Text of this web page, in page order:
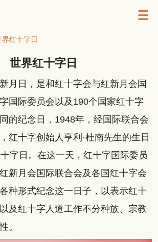
界红十字日
世界红十字日
月日，是和红十字会与红新月会国
国际委员会以及190个国家红十字
的纪念日，1948年，经国际联合会
红十字创始人亨利·杜南先生的生日
字日。在这一天，红十字国际委员
新月会国际联合会及各国红十字会
种形式纪念这一日子，以表示红十
及红十字人道工作不分种族、宗教
。